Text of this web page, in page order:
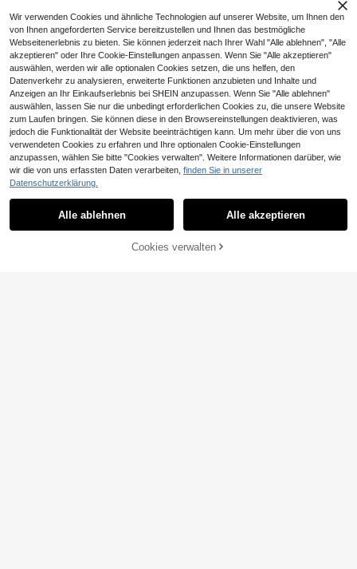
ZUM WARENKORB HINZUFÜGEN
Wir verwenden Cookies und ähnliche Technologien auf unserer Website, um Ihnen den
von Ihnen angeforderten Service bereitzustellen und Ihnen das bestmögliche
Webseitenerlebnis zu bieten. Sie können jederzeit nach Ihrer Wahl "Alle ablehnen", "Alle
akzeptieren" oder Ihre Cookie-Einstellungen anpassen. Wenn Sie "Alle akzeptieren"
auswählen, werden wir alle optionalen Cookies setzen, die uns helfen, den
Datenverkehr zu analysieren, erweiterte Funktionen anzubieten und Inhalte und
Anzeigen an Ihr Einkaufserlebnis bei SHEIN anzupassen. Wenn Sie "Alle ablehnen"
auswählen, lassen Sie nur die unbedingt erforderlichen Cookies zu, die unsere Website
zum Laufen bringen. Sie können diese in den Browsereinstellungen deaktivieren, was
jedoch die Funktionalität der Website beeinträchtigen kann. Um mehr über die von uns
verwendeten Cookies zu erfahren und Ihre optionalen Cookie-Einstellungen
anzupassen, wählen Sie bitte "Cookies verwalten". Weitere Informationen darüber, wie
wir die von uns erfassten Daten verarbeiten, finden Sie in unserer
Datenschutzerklärung.
Alle ablehnen Alle akzeptieren
Cookies verwalten